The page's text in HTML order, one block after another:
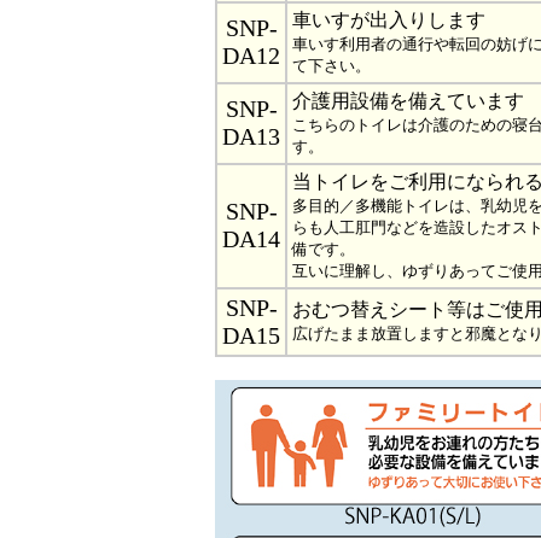
SNP-
DA12
車いすが出入りします
車いす利用者の通行や転回の妨げ
て下さい。
SNP-
DA13
介護用設備を備えています
こちらのトイレは介護のための寝
す。
SNP-
DA14
当トイレをご利用になられ
多目的／多機能トイレは、乳幼児
らも人工肛門などを造設したオス
備です。
互いに理解し、ゆずりあってご使
SNP-
DA15
おむつ替えシート等はご使
広げたまま放置しますと邪魔とな